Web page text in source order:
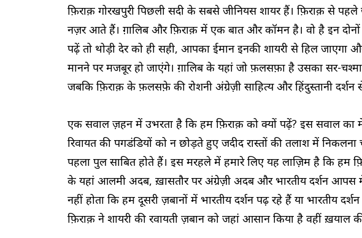
फ़िराक़ गोरखपुरी पिछली सदी के सबसे जीनियस शायर हैं। फ़िराक़ से
नज़र आते हैं। ग़ालिब और फ़िराक़ में एक बात और कॉमन है। वो है इन दोनों
पढ़ें तो थोड़ी देर को ही सही, आपका ईमान इनकी शायरी से हिल जाएगा
मानने पर मजबूर हो जाएंगे। ग़ालिब के यहां जो फ़लसफ़ा है उसका सर-
जबकि फ़िराक़ के फ़लसफ़े की रोशनी अंग्रेज़ी साहित्य और हिंदुस्तानी दर्शन
एक सवाल ज़हन में उभरता है कि हम फ़िराक़ को क्यों पढ़ें? इस सवाल
रिवायत की पगडंडियों को न छोड़ते हुए जदीद रास्तों की तलाश में
पहला पुल साबित होते हैं। इस मरहले में हमारे लिए यह लाज़िम है कि हम
के यहां आलमी अदब, ख़ासतौर पर अंग्रेज़ी अदब और भारतीय दर्शन
नहीं होता कि हम दूसरी ज़बानों में भारतीय दर्शन पढ़ रहे हैं या भारतीय
फ़िराक़ ने शायरी की रवायती ज़बान को जहां आसान किया है वहीं ख़याल